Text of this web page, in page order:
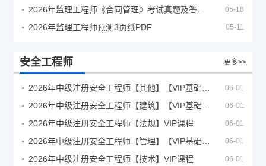
05-18
2026年监理工程师预测3页纸PDF 05-11
安全工程师 更多>>
06-01
06-01
2026年中级注册安全工程师【法规】VIP课程 06-01
06-01
2026年中级注册安全工程师【技术】VIP课程 06-01